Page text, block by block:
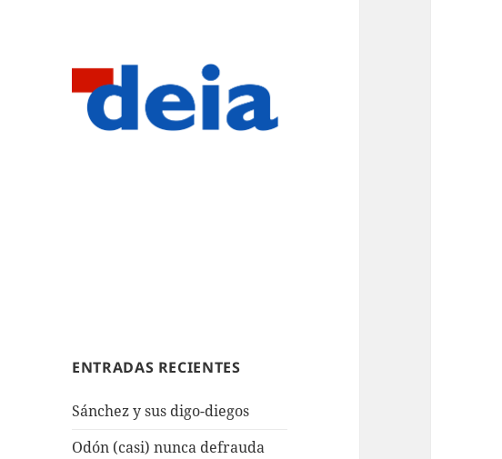
ENTRADAS RECIENTES
Sánchez y sus digo-diegos
Odón (casi) nunca defrauda